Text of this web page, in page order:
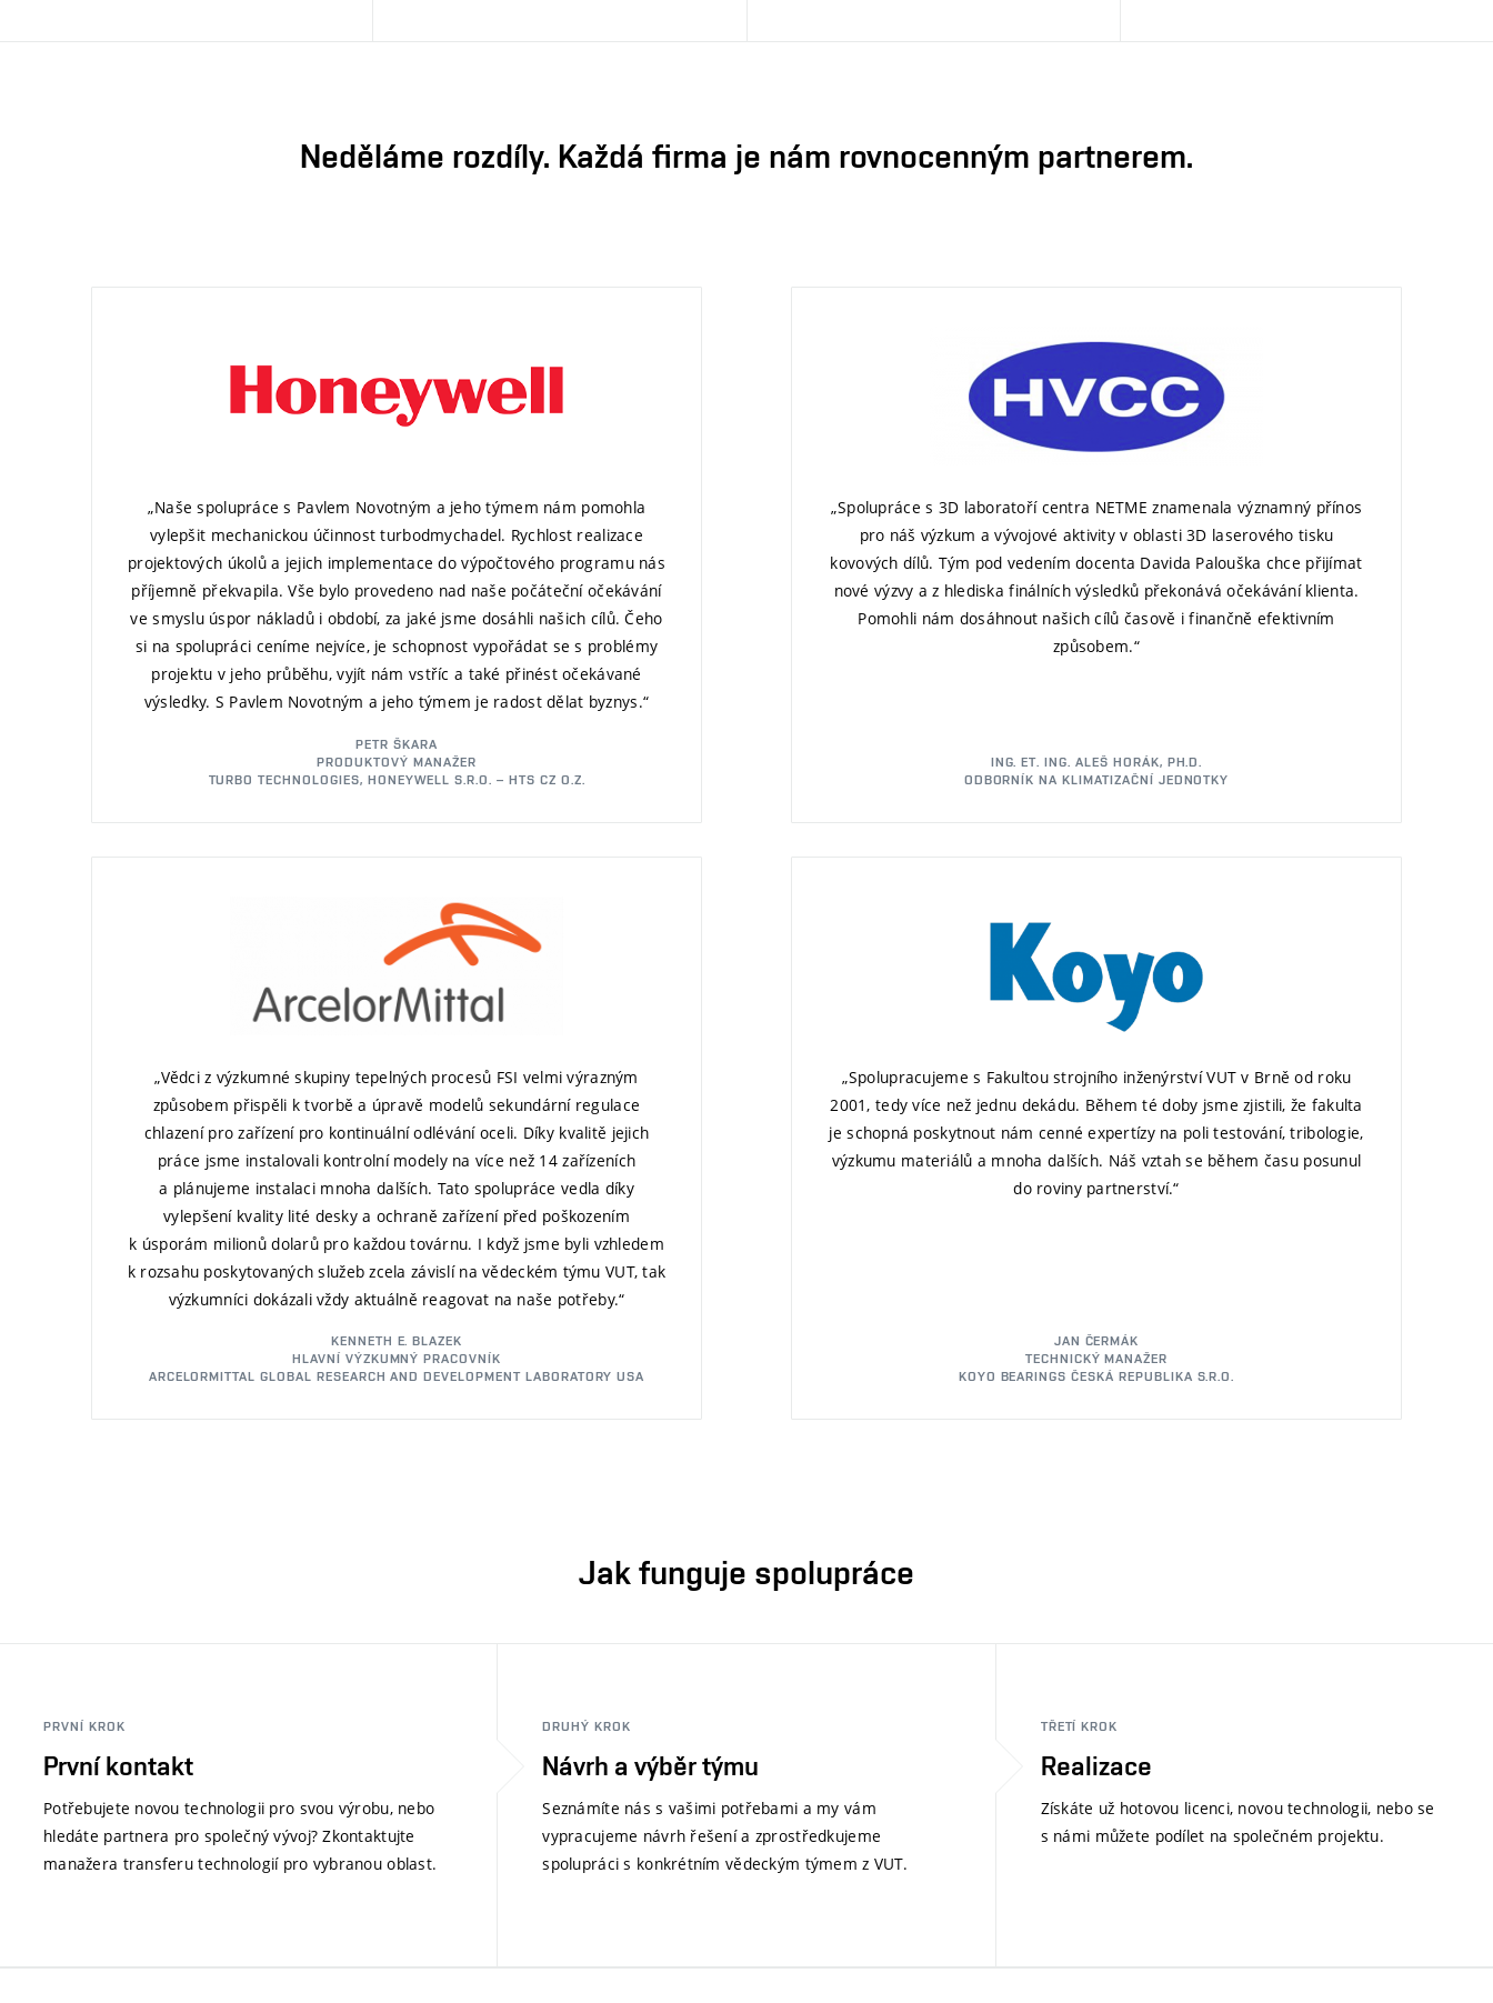
Neděláme rozdíly. Každá firma je nám rovnocenným partnerem.
„Naše spolupráce s Pavlem Novotným a jeho týmem nám pomohla
vylepšit mechanickou účinnost turbodmychadel. Rychlost realizace
projektových úkolů a jejich implementace do výpočtového programu nás
příjemně překvapila. Vše bylo provedeno nad naše počáteční očekávání
ve smyslu úspor nákladů i období, za jaké jsme dosáhli našich cílů. Čeho
si na spolupráci ceníme nejvíce, je schopnost vypořádat se s problémy
projektu v jeho průběhu, vyjít nám vstříc a také přinést očekávané
výsledky. S Pavlem Novotným a jeho týmem je radost dělat byznys.“
PETR ŠKARA
PRODUKTOVÝ MANAŽER
TURBO TECHNOLOGIES, HONEYWELL S.R.O. – HTS CZ O.Z.
„Spolupráce s 3D laboratoří centra NETME znamenala významný přínos
pro náš výzkum a vývojové aktivity v oblasti 3D laserového tisku
kovových dílů. Tým pod vedením docenta Davida Palouška chce přijímat
nové výzvy a z hlediska finálních výsledků překonává očekávání klienta.
Pomohli nám dosáhnout našich cílů časově i finančně efektivním
způsobem.“
ING. ET. ING. ALEŠ HORÁK, PH.D.
ODBORNÍK NA KLIMATIZAČNÍ JEDNOTKY
„Vědci z výzkumné skupiny tepelných procesů FSI velmi výrazným
způsobem přispěli k tvorbě a úpravě modelů sekundární regulace
chlazení pro zařízení pro kontinuální odlévání oceli. Díky kvalitě jejich
práce jsme instalovali kontrolní modely na více než 14 zařízeních
a plánujeme instalaci mnoha dalších. Tato spolupráce vedla díky
vylepšení kvality lité desky a ochraně zařízení před poškozením
k úsporám milionů dolarů pro každou továrnu. I když jsme byli vzhledem
k rozsahu poskytovaných služeb zcela závislí na vědeckém týmu VUT, tak
výzkumníci dokázali vždy aktuálně reagovat na naše potřeby.“
KENNETH E. BLAZEK
HLAVNÍ VÝZKUMNÝ PRACOVNÍK
ARCELORMITTAL GLOBAL RESEARCH AND DEVELOPMENT LABORATORY USA
„Spolupracujeme s Fakultou strojního inženýrství VUT v Brně od roku
2001, tedy více než jednu dekádu. Během té doby jsme zjistili, že fakulta
je schopná poskytnout nám cenné expertízy na poli testování, tribologie,
výzkumu materiálů a mnoha dalších. Náš vztah se během času posunul
do roviny partnerství.“
JAN ČERMÁK
TECHNICKÝ MANAŽER
KOYO BEARINGS ČESKÁ REPUBLIKA S.R.O.
Jak funguje spolupráce
PRVNÍ KROK
První kontakt
Potřebujete novou technologii pro svou výrobu, nebo
hledáte partnera pro společný vývoj? Zkontaktujte
manažera transferu technologií pro vybranou oblast.
DRUHÝ KROK
Návrh a výběr týmu
Seznámíte nás s vašimi potřebami a my vám
vypracujeme návrh řešení a zprostředkujeme
spolupráci s konkrétním vědeckým týmem z VUT.
TŘETÍ KROK
Realizace
Získáte už hotovou licenci, novou technologii, nebo se
s námi můžete podílet na společném projektu.